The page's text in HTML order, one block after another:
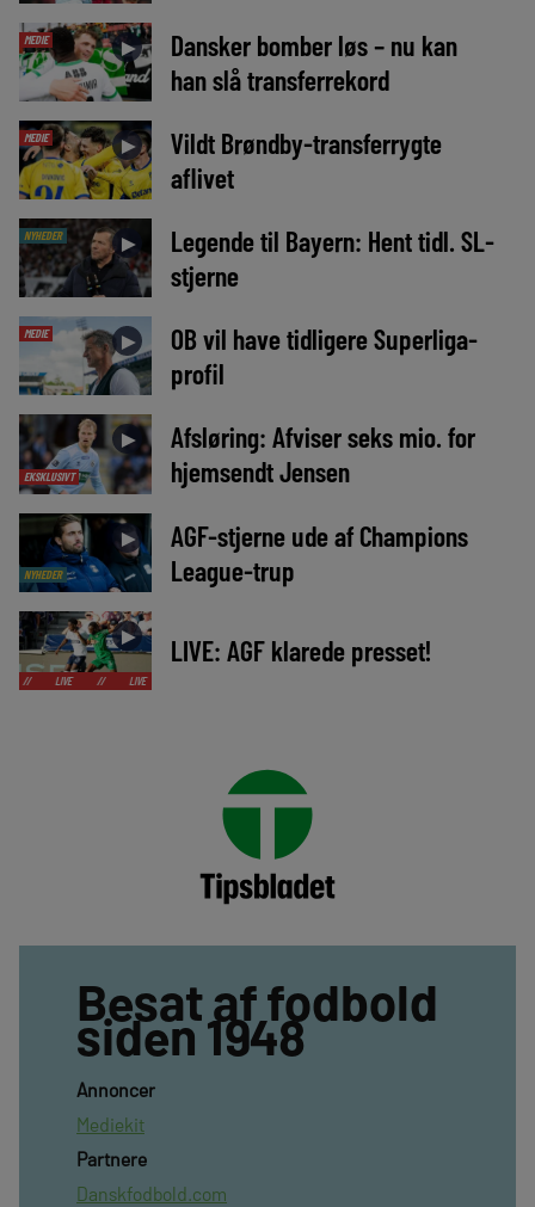
MEDIE ►
Dansker bomber løs – nu kan
han slå transferrekord
MEDIE ►
Vildt Brøndby-transferrygte
aflivet
NYHEDER ►
Legende til Bayern: Hent tidl. SL-
stjerne
MEDIE ►
OB vil have tidligere Superliga-
profil
EKSKLUSIVT
►
Afsløring: Afviser seks mio. for
hjemsendt Jensen
NYHEDER
►
AGF-stjerne ude af Champions
League-trup
►
// LIVE // LIVE
LIVE: AGF klarede presset!
Besat af fodbold
siden 1948
Annoncer
Mediekit
Partnere
Danskfodbold.com